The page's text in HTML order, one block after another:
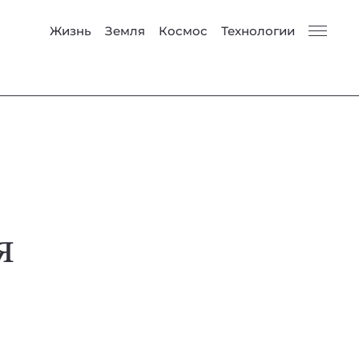
Жизнь Земля Космос Технологии